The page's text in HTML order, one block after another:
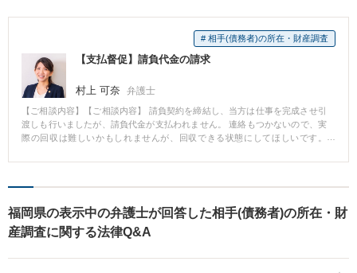
# 相手(債務者)の所在・財産調査
【支払督促】請負代金の請求
村上 可奈 弁護士
【ご相談内容】【ご相談内容】 請負契約を締結し、当方は仕事を完成させ引
渡しも行いましたが、請負代金が支払われません。 連絡もつかないので、実
際の回収は難しいかもしれませんが、回収できる状態にしてほしいです。
性がありましたので、相手方の所在調査をしました。 そして、訴訟よりも簡
のケースでは、依頼者さまが強制執行までは希望されなかったので、債務名
義をとるところまでで終えました。 どの手続まで行うかは、メリット・デメ
リットをご説明した上で、依頼者さまのご希望に応じて対応いたします。
福岡県の表示中の弁護士が回答した相手(債務者)の所在・財
産調査に関する法律Q&A